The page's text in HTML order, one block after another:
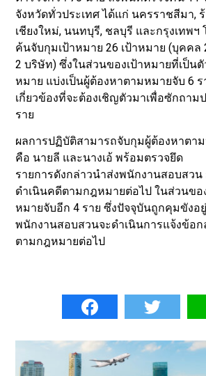
จังหวัดทั่วประเทศ ได้แก่ นครราชสีมา,
เชียงใหม่, นนทบุรี, ชลบุรี และกรุงเทพฯ
ค้นจับกุมเป้าหมาย 26 เป้าหมาย (บุคคล
2 บริษัท) ซึ่งในส่วนของเป้าหมายที่เป็น
หมาย แบ่งเป็นผู้ต้องหาตามหมายจับ 6
เกี่ยวข้องที่จะต้องเชิญตัวมาเพื่อซักถาม
ราย
ผลการปฏิบัติสามารถจับกุมผู้ต้องหาตา
คือ นายลี และนางเอ้ พร้อมตรวจยึด
รายการดังกล่าวนำส่งพนักงานสอบสวน
ดำเนินคดีตามกฎหมายต่อไป ในส่วนขอ
หมายจับอีก 4 ราย ซึ่งปัจจุบันถูกคุมขังอ
พนักงานสอบสวนจะดำเนินการแจ้งข้อ
ตามกฎหมายต่อไป